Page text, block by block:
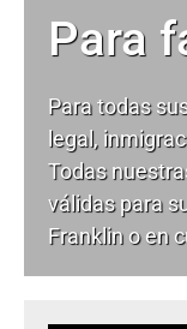
Para
Para todas
legal,
Todas
válidas para
Franklin o en